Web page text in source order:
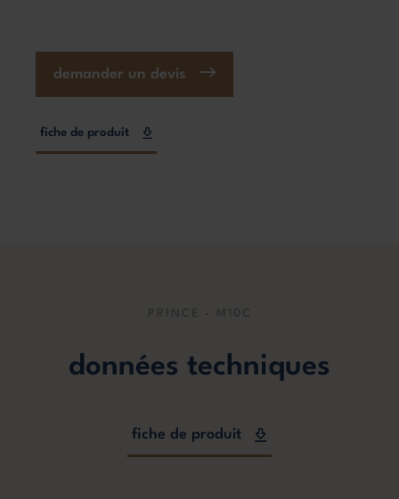
demander un devis
fiche de produit
données techniques
fiche de produit